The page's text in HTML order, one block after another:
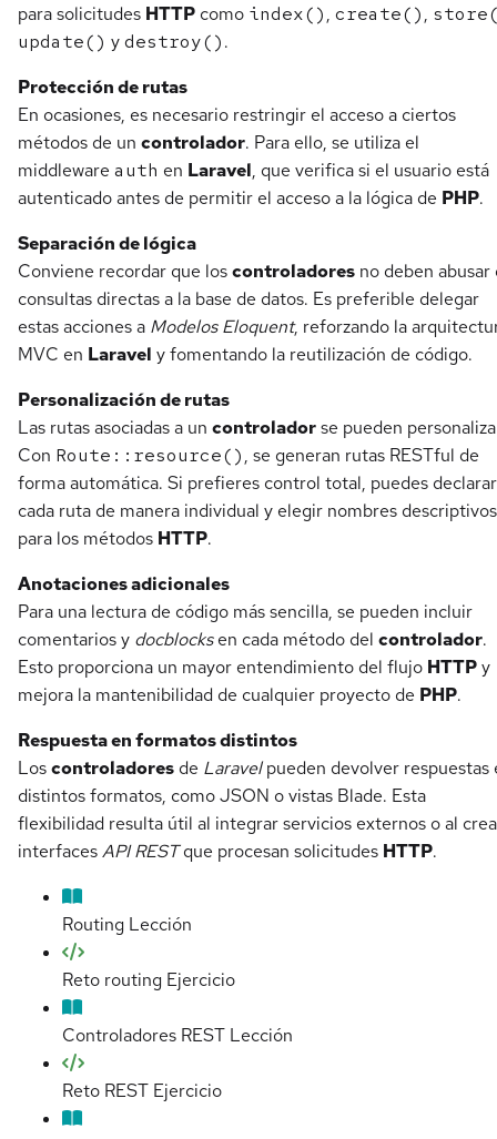
para solicitudes HTTP como index(), create(),
update() ydestroy().
Protección de rutas
En ocasiones, es necesario restringir el acceso a ciertos
métodos de un controlador. Para ello, se utiliza el
middleware auth en Laravel, que verifica si el usuario está
autenticado antes de permitir el acceso a la lógica de PHP.
Separación de lógica
Conviene recordar que loscontroladores no deben abusar
consultas directas a la base de datos. Es preferible delegar
estas acciones a Modelos Eloquent, reforzando la
MVC en Laravel y fomentando la reutilización de código.
Personalización de rutas
Las rutas asociadas a un controladorse pueden
Con Route::resource(), se generan rutas RESTful de
forma automática. Si prefieres control total, puedes declarar
cada ruta de manera individual y elegir nombres descriptivos
para los métodos HTTP.
Anotaciones adicionales
Para una lectura de código más sencilla, se pueden incluir
comentarios y docblocksen cada método del controlador.
Esto proporciona un mayor entendimiento del flujo HTTPy
mejora la mantenibilidad de cualquier proyecto de PHP.
Respuesta en formatos distintos
Loscontroladores de Laravelpueden devolver respuestas
distintos formatos, como JSON o vistas Blade. Esta
flexibilidad resulta útil al integrar servicios externos o al
interfacesAPI RESTque procesan solicitudes HTTP.
Routing Lección
Reto routing Ejercicio
Controladores REST Lección
Reto REST Ejercicio